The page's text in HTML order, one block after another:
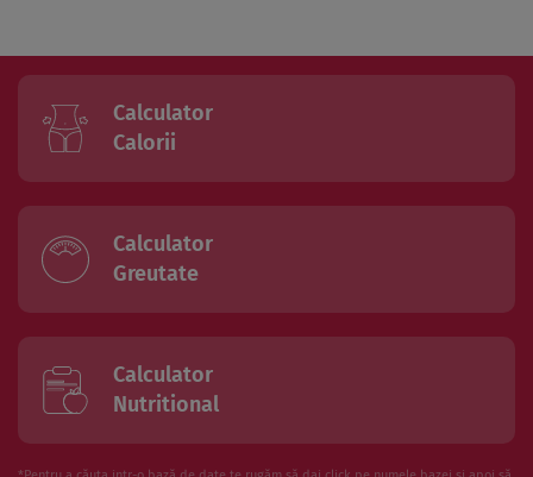
Calculator
Calorii
Calculator
Greutate
Calculator
Nutritional